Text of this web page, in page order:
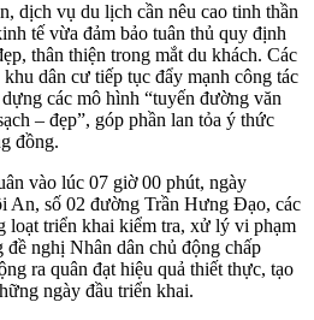
dịch vụ du lịch cần nêu cao tinh thần
tế vừa đảm bảo tuân thủ quy định
thân thiện trong mắt du khách. Các
dân cư tiếp tục đẩy mạnh công tác
các mô hình “tuyến đường văn
– đẹp”, góp phần lan tỏa ý thức
đồng.
vào lúc 07 giờ 00 phút, ngày
An, số 02 đường Trần Hưng Đạo, các
loạt triển khai kiểm tra, xử lý vi phạm
nghị Nhân dân chủ động chấp
ra quân đạt hiệu quả thiết thực, tạo
ngày đầu triển khai.